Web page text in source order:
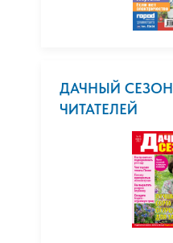
ДАЧНЫЙ
ЧИТАТЕЛЕЙ